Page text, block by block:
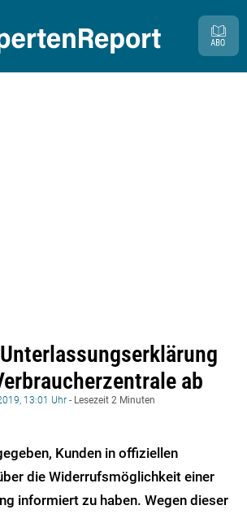
ab
13:01 Uhr - Lesezeit 2 Minuten
Kunden in offiziellen
die Widerrufsmöglichkeit einer
informiert zu haben. Wegen dieser